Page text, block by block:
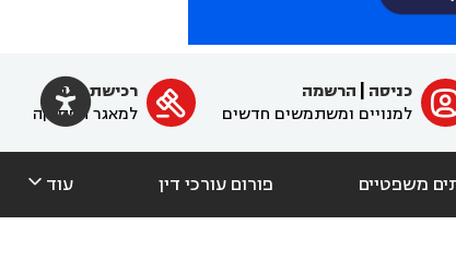
 כניסה
הרשמה
למנויים ומשתמשים חדשים

רכישת מנוי
למאגר הפסיקה
משפטיים פורום עורכי דין עוד 